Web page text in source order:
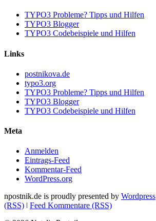
TYPO3 Probleme? Tipps und Hilfen
TYPO3 Blogger
TYPO3 Codebeispiele und Hilfen
Links
postnikova.de
typo3.org
TYPO3 Probleme? Tipps und Hilfen
TYPO3 Blogger
TYPO3 Codebeispiele und Hilfen
Meta
Anmelden
Eintrags-Feed
Kommentar-Feed
WordPress.org
npostnik.de is proudly presented by Wordpress
(RSS)
Feed Kommentare (RSS)